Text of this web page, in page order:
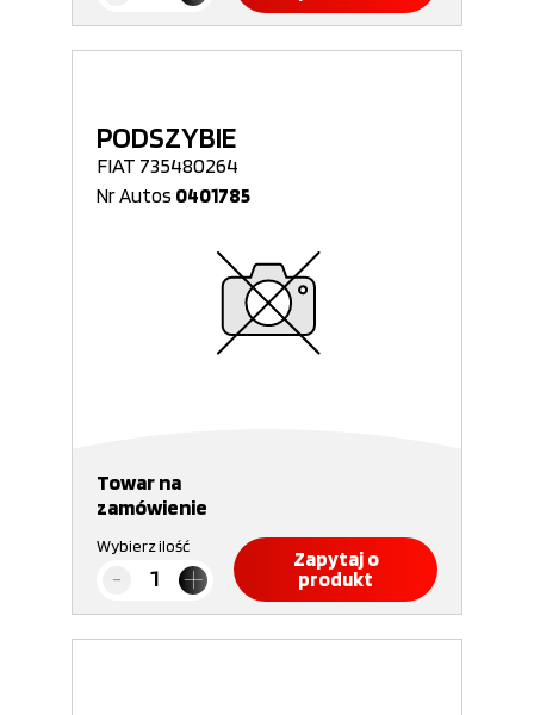
PODSZYBIE
FIAT 735480264
Nr Autos 0401785
Towar na
zamówienie
Wybierz ilość
Zapytaj o
produkt